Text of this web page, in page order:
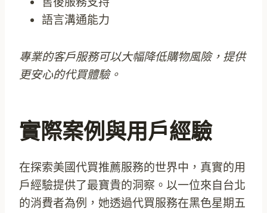
語言溝通能力
專業的客戶服務可以大幅降低購物風險，提供
更安心的代買體驗。
實際案例與用戶經驗
在探索美國代買推薦服務的世界中，真實的用
戶經驗提供了最寶貴的洞察。以一位來自台北
的消費者為例，她透過代買服務在黑色星期五